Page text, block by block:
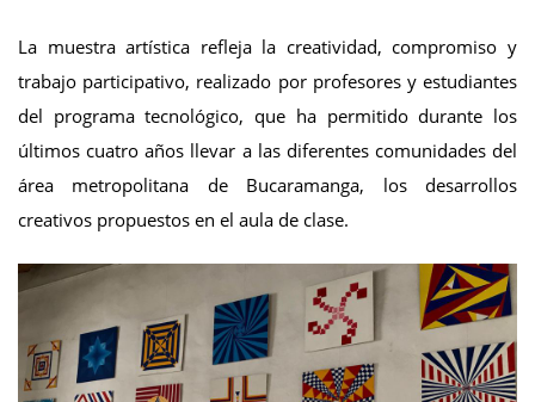
La muestra artística refleja la creatividad, compromiso y
trabajo participativo, realizado por profesores y estudiantes
del programa tecnológico, que ha permitido durante los
últimos cuatro años llevar a las diferentes comunidades del
área metropolitana de Bucaramanga, los desarrollos
creativos propuestos en el aula de clase.